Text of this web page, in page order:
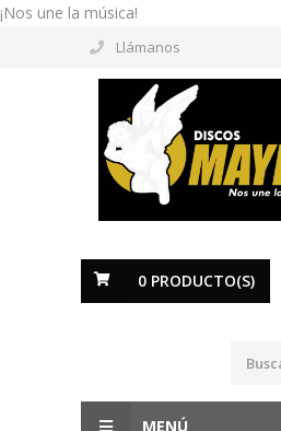
¡Nos une la música!
Llámanos
0 PRODUCTO(S)
MENÚ